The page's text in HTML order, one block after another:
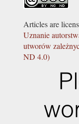
Articles are
Uznanie
utworów
ND 4.0)